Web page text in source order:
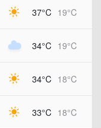
37°C 19°C
34°C 19°C
34°C 18°C
33°C 18°C